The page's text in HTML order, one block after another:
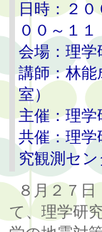
日時：２
００～１１
会場：理
講師：林
室）
主催：理学
共催：理
究観測セ
８月２７日
て、理学研